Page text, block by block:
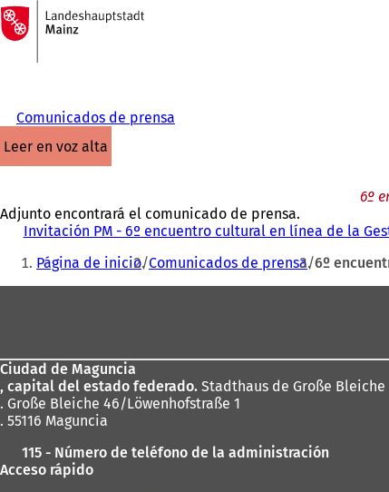
Saltar al contenido
A
la
página
Comunicados de prensa
leer en voz alta
6º
Adjunto encontrará el comunicado de prensa.
Invitación PM - 6º encuentro cultural en línea de la
Estás
aquí:
Página de inicio Comunicados de prensa 6º
pies
Ciudad de Maguncia
, capital del estado federado. Stadthaus de Große Bleiche
. Große Bleiche 46/Löwenhofstraße 1
. 55116 Maguncia
115 - Número de teléfono de la administración
Acceso rápido